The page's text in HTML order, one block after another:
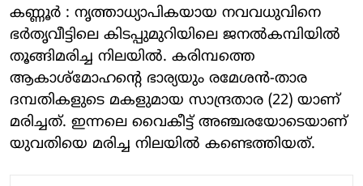
കണ്ണൂർ : നൃത്താധ്യാപികയായ നവവധുവിനെ
ഭർതൃവീട്ടിലെ കിടപ്പുമുറിയിലെ ജനല്‍കമ്പിയില്‍
തൂങ്ങിമരിച്ച നിലയിൽ. കരിമ്പത്തെ
ആകാശ്‌മോഹന്റെ ഭാര്യയും രമേശന്‍-താര
ദമ്പതികളുടെ മകളുമായ സാന്ദ്രതാര (22) യാണ്
മരിച്ചത്. ഇന്നലെ വൈകീട്ട് അഞ്ചരയോടെയാണ്
യുവതിയെ മരിച്ച നിലയില്‍ കണ്ടെത്തിയത്.